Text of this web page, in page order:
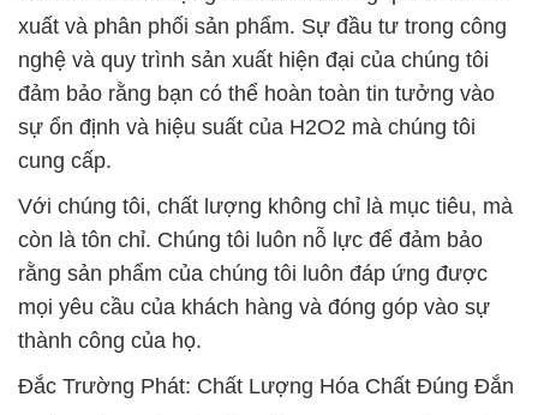
mọi yêu cầu của khách hàng và đóng góp vào sự
thành công của họ.
Đắc Trường Phát: Chất Lượng Hóa Chất Đúng Đắn
Chúng tôi tự hào là một phần quan trọng của ngành
công nghiệp hóa chất tại Việt Nam và chúng tôi cam
kết tiếp tục nỗ lực để làm cho ngành này trở nên an
toàn và phát triển bền vững hơn. Hãy liên hệ với
chúng tôi để biết thêm chi tiết về sản phẩm và dịch
vụ của chúng tôi.
# Phân phối Ø cung cấp Hóa chất Liquid H2O2 /
H2O2 OCI Hàn Quốc Korea